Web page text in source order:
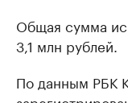
Общая сумма
3,1 млн рублей.
По данным РБК